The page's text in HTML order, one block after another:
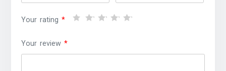
Your rating*
Your review*